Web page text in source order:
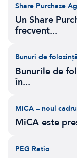
Share Purchase
Un Share
frecvent...
Bunuri de
Bunurile de
în...
MiCA – noul
MiCA este
PEG Ratio